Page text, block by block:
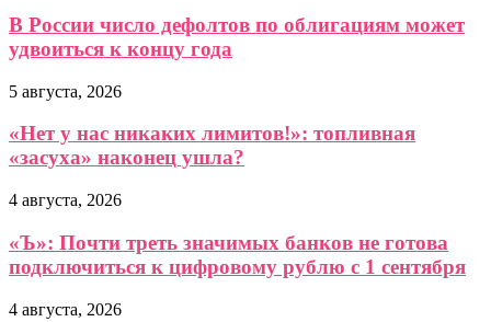
В России число дефолтов по облигациям может
удвоиться к концу года
5 августа, 2026
«Нет у нас никаких лимитов!»: топливная
«засуха» наконец ушла?
4 августа, 2026
«Ъ»: Почти треть значимых банков не готова
подключиться к цифровому рублю с 1 сентября
4 августа, 2026